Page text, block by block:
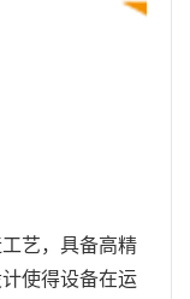
艺，具备高精
使得设备在运